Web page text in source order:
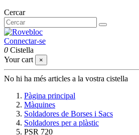
Cercar
Connectar-se
0 Cistella
Your cart
×
No hi ha més articles a la vostra cistella
Pàgina principal
Màquines
Soldadores de Borses i Sacs
Soldadores per a plàstic
PSR 720